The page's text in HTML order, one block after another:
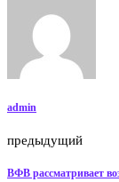
admin
предыдущий
ВФВ рассматривает